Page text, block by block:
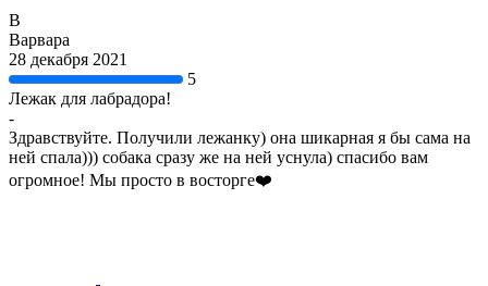
В
Варвара
28 декабря 2021
5
Лежак для лабрадора!
-
Здравствуйте. Получили лежанку) она шикарная я бы сама на
ней спала))) собака сразу же на ней уснула) спасибо вам
огромное! Мы просто в восторге❤️